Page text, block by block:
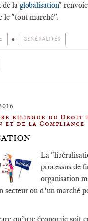
de laglobalisation"
le "tout-marché".
GÉNÉRALITÉS
bilingue du Droit
et de la Compliance
La
processus de
organisation
secteur ou d’un marché
qu’une économie soit